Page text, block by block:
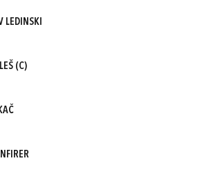
LEDINSKI
(C)